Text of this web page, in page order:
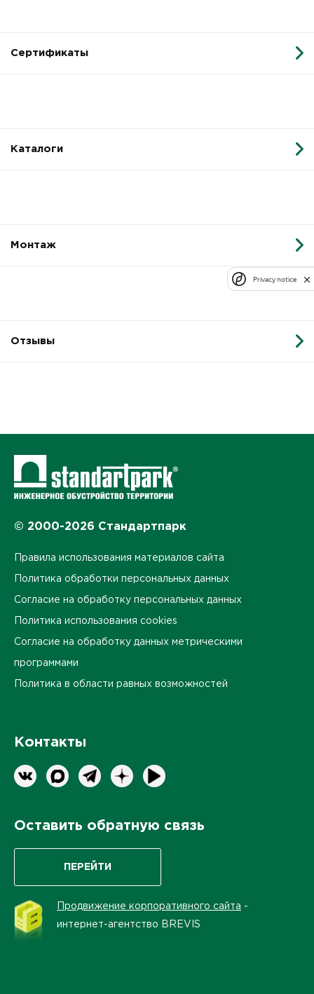
Сертификаты
Каталоги
Монтаж
Отзывы
© 2000-2026 Стандартпарк
Правила использования материалов сайта
Политика обработки персональных данных
Согласие на обработку персональных данных
Политика использования cookies
Согласие на обработку данных метрическими
программами
Политика в области равных возможностей
Контакты
Оставить обратную связь
ПЕРЕЙТИ
Продвижение корпоративного сайта -
интернет-агентство BREVIS
Privacy notice